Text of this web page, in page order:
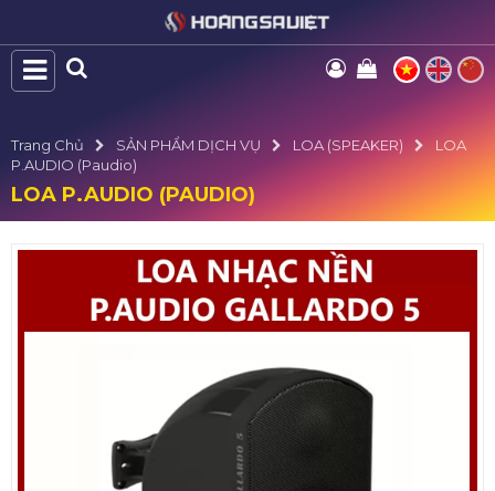
Trang Chủ SẢN PHẨM DỊCH VỤ LOA (SPEAKER)
LOA
P.AUDIO (Paudio)
LOA P.AUDIO (PAUDIO)